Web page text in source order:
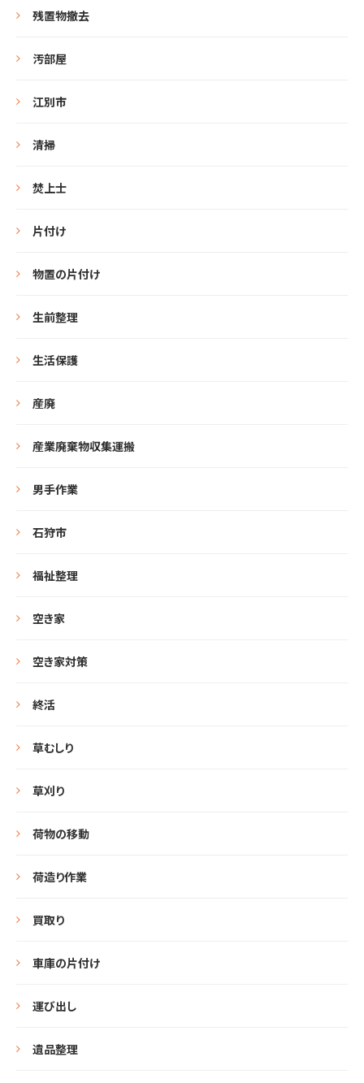
残置物撤去
汚部屋
江別市
清掃
焚上士
片付け
物置の片付け
生前整理
生活保護
産廃
産業廃棄物収集運搬
男手作業
石狩市
福祉整理
空き家
空き家対策
終活
草むしり
草刈り
荷物の移動
荷造り作業
買取り
車庫の片付け
運び出し
遺品整理